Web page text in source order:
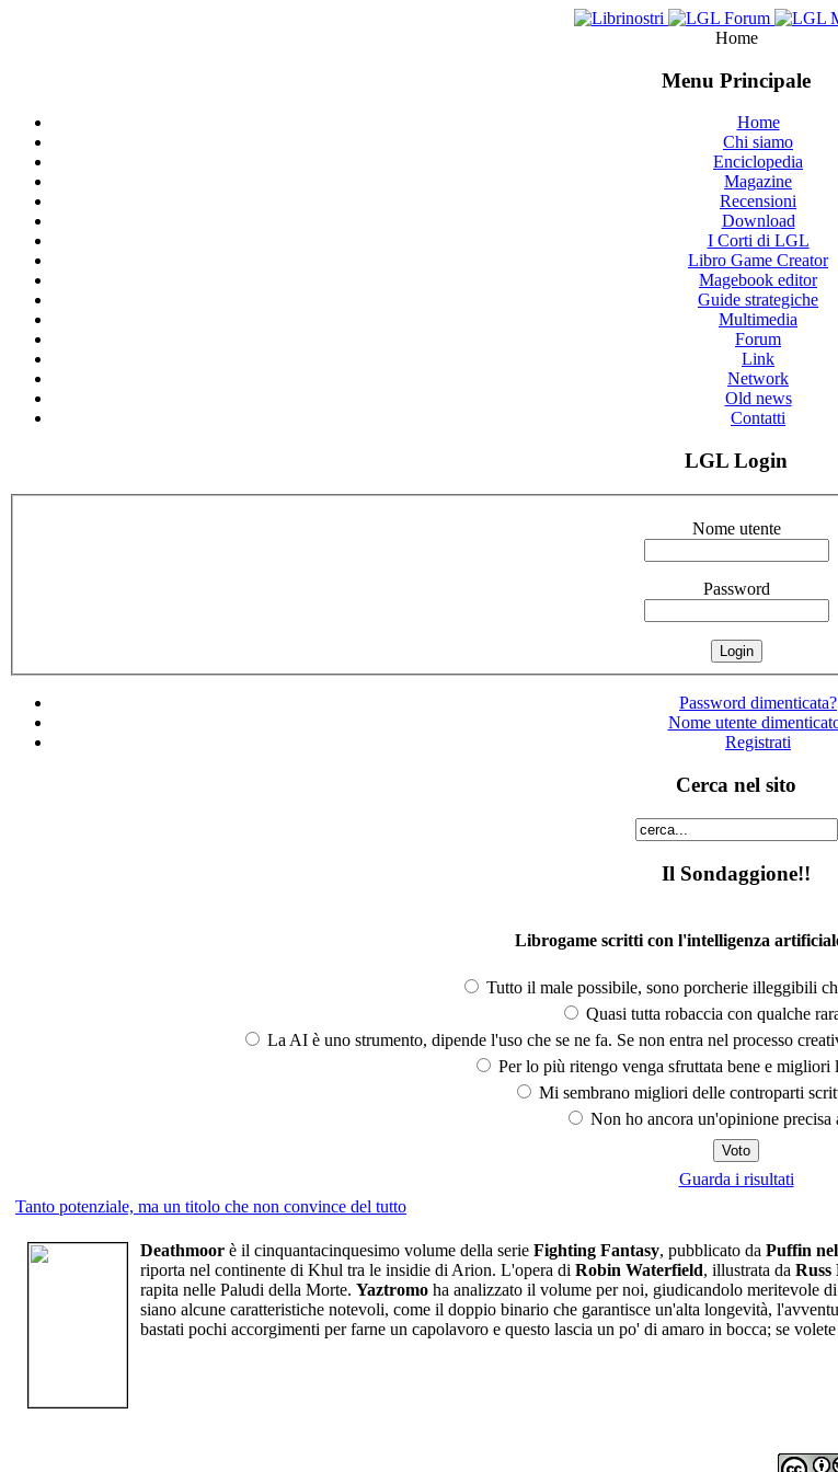
Home
Menu Principale
Home
Chi siamo
Enciclopedia
Magazine
Recensioni
Download
I Corti di LGL
Libro Game Creator
Magebook editor
Guide strategiche
Multimedia
Forum
Link
Network
Old news
Contatti
LGL Login
Nome utente
Password
Password dimenticata?
Nome utente
Registrati
Cerca nel sito
Il Sondaggione!!
Librogame scritti con l'intelligenza
Tutto il male possibile, sono porcherie illeggibili
Quasi tutta robaccia con qualche
La AI è uno strumento, dipende l'uso che se ne fa. Se non entra nel processo
Per lo più ritengo venga sfruttata bene e migliori
Mi sembrano migliori delle controparti
Non ho ancora un'opinione precisa
Guarda i risultati
Tanto potenziale, ma un titolo che non convince del tutto
Deathmoor è il cinquantacinquesimo volume della serie Fighting Fantasy, pubblicato da Puffin
riporta nel continente di Khul tra le insidie di Arion. L'opera di Robin Waterfield, illustrata da Russ
rapita nelle Paludi della Morte. Yaztromo ha analizzato il volume per noi, giudicandolo meritevole
siano alcune caratteristiche notevoli, come il doppio binario che garantisce un'alta longevità,
bastati pochi accorgimenti per farne un capolavoro e questo lascia un po' di amaro in bocca; se